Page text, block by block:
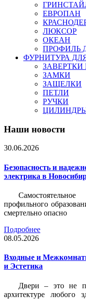
ЕВРОПАН
ЛЮКСОР
ОКЕАН
ПРОФИЛЬ
ФУРНИТУРА
ЗАМКИ
ЗАЩЕЛКИ
ПЕТЛИ
РУЧКИ
Наши новости
30.06.2026
Безопасность и
электрика в
профильного
смертельно опасно
Подробнее
08.05.2026
Входные и
и Эстетика
Двери – это не
архитектуре любого